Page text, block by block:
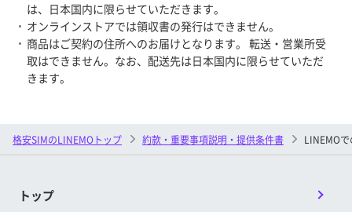
は、日本国内に限らせていただきます。
オンラインストアでは領収書の発行はできません。
商品はご契約の住所へのお届けとなります。 転送・営業所受
取はできません。なお、配送先は日本国内に限らせていただ
きます。
格安SIMのLINEMOトップ 約款・重要事項説明・提供条件書 LINEMO
トップ